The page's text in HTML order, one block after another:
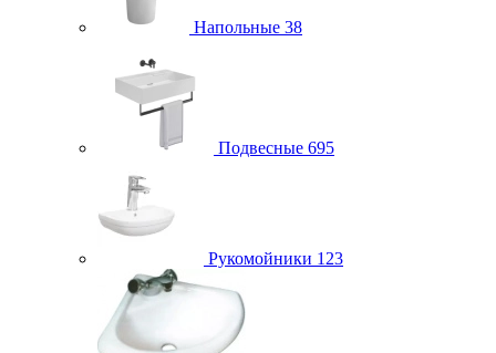
Напольные 38
Подвесные 695
Рукомойники 123